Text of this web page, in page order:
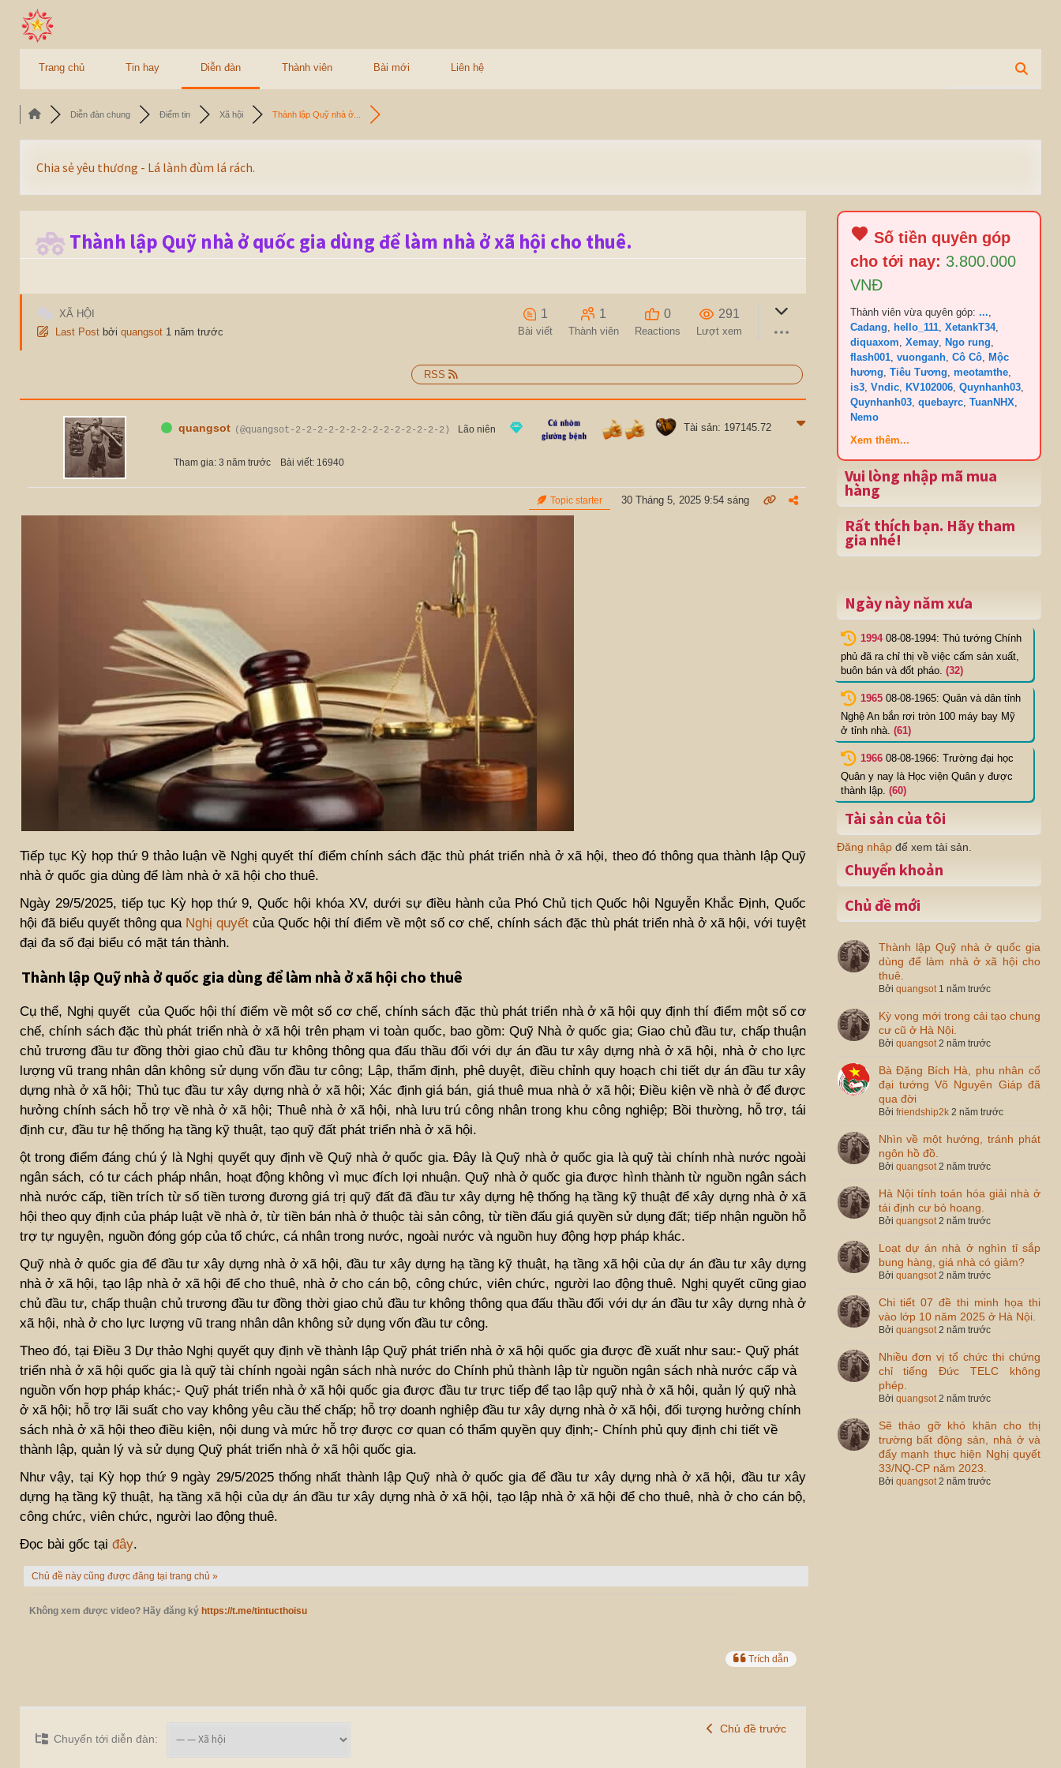
Trang chủ Tin hay Diễn đàn Thành viên Bài mới Liên hệ
Diễn đàn chung Điểm tin Xã hội Thành lập Quỹ nhà ở...
Chia sẻ yêu thương - Lá lành đùm lá rách.
Thành lập Quỹ nhà ở quốc gia dùng để làm nhà ở xã hội cho thuê.
XÃ HỘI
Last Post bởi quangsot 1 năm trước
1
Bài viết
1
Thành viên
0
Reactions
291
Lượt xem
RSS
quangsot (@quangsot-2-2-2-2-2-2-2-2-2-2-2-2-2-2) Lão niên Tài sản: 197145.72
Tham gia: 3 năm trước Bài viết: 16940
Topic starter 30 Tháng 5, 2025 9:54 sáng
Tiếp tục Kỳ họp thứ 9 thảo luận về Nghị quyết thí điểm chính sách đặc thù phát triển nhà ở xã hội, theo đó thông qua thành lập Quỹ
nhà ở quốc gia dùng để làm nhà ở xã hội cho thuê.
Ngày 29/5/2025, tiếp tục Kỳ họp thứ 9, Quốc hội khóa XV, dưới sự điều hành của Phó Chủ tịch Quốc hội Nguyễn Khắc Định, Quốc
hội đã biểu quyết thông qua Nghị quyết của Quốc hội thí điểm về một số cơ chế, chính sách đặc thù phát triển nhà ở xã hội, với tuyệt
đại đa số đại biểu có mặt tán thành.
Thành lập Quỹ nhà ở quốc gia dùng để làm nhà ở xã hội cho thuê
Cụ thể, Nghị quyết của Quốc hội thí điểm về một số cơ chế, chính sách đặc thù phát triển nhà ở xã hội quy định thí điểm một số cơ
chế, chính sách đặc thù phát triển nhà ở xã hội trên phạm vi toàn quốc, bao gồm: Quỹ Nhà ở quốc gia; Giao chủ đầu tư, chấp thuận
chủ trương đầu tư đồng thời giao chủ đầu tư không thông qua đấu thầu đối với dự án đầu tư xây dựng nhà ở xã hội, nhà ở cho lực
lượng vũ trang nhân dân không sử dụng vốn đầu tư công; Lập, thẩm định, phê duyệt, điều chỉnh quy hoạch chi tiết dự án đầu tư xây
dựng nhà ở xã hội; Thủ tục đầu tư xây dựng nhà ở xã hội; Xác định giá bán, giá thuê mua nhà ở xã hội; Điều kiện về nhà ở để được
hưởng chính sách hỗ trợ về nhà ở xã hội; Thuê nhà ở xã hội, nhà lưu trú công nhân trong khu công nghiệp; Bồi thường, hỗ trợ, tái
định cư, đầu tư hệ thống hạ tầng kỹ thuật, tạo quỹ đất phát triển nhà ở xã hội.
ột trong điểm đáng chú ý là Nghị quyết quy định về Quỹ nhà ở quốc gia. Đây là Quỹ nhà ở quốc gia là quỹ tài chính nhà nước ngoài
ngân sách, có tư cách pháp nhân, hoạt động không vì mục đích lợi nhuận. Quỹ nhà ở quốc gia được hình thành từ nguồn ngân sách
nhà nước cấp, tiền trích từ số tiền tương đương giá trị quỹ đất đã đầu tư xây dựng hệ thống hạ tầng kỹ thuật để xây dựng nhà ở xã
hội theo quy định của pháp luật về nhà ở, từ tiền bán nhà ở thuộc tài sản công, từ tiền đấu giá quyền sử dụng đất; tiếp nhận nguồn hỗ
trợ tự nguyện, nguồn đóng góp của tổ chức, cá nhân trong nước, ngoài nước và nguồn huy động hợp pháp khác.
Quỹ nhà ở quốc gia để đầu tư xây dựng nhà ở xã hội, đầu tư xây dựng hạ tầng kỹ thuật, hạ tầng xã hội của dự án đầu tư xây dựng
nhà ở xã hội, tạo lập nhà ở xã hội để cho thuê, nhà ở cho cán bộ, công chức, viên chức, người lao động thuê. Nghị quyết cũng giao
chủ đầu tư, chấp thuận chủ trương đầu tư đồng thời giao chủ đầu tư không thông qua đấu thầu đối với dự án đầu tư xây dựng nhà ở
xã hội, nhà ở cho lực lượng vũ trang nhân dân không sử dụng vốn đầu tư công.
Theo đó, tại Điều 3 Dự thảo Nghị quyết quy định về thành lập Quỹ phát triển nhà ở xã hội quốc gia được đề xuất như sau:- Quỹ phát
triển nhà ở xã hội quốc gia là quỹ tài chính ngoài ngân sách nhà nước do Chính phủ thành lập từ nguồn ngân sách nhà nước cấp và
nguồn vốn hợp pháp khác;- Quỹ phát triển nhà ở xã hội quốc gia được đầu tư trực tiếp để tạo lập quỹ nhà ở xã hội, quản lý quỹ nhà
ở xã hội; hỗ trợ lãi suất cho vay không yêu cầu thế chấp; hỗ trợ doanh nghiệp đầu tư xây dựng nhà ở xã hội, đối tượng hưởng chính
sách nhà ở xã hội theo điều kiện, nội dung và mức hỗ trợ được cơ quan có thẩm quyền quy định;- Chính phủ quy định chi tiết về
thành lập, quản lý và sử dụng Quỹ phát triển nhà ở xã hội quốc gia.
Như vậy, tại Kỳ họp thứ 9 ngày 29/5/2025 thống nhất thành lập Quỹ nhà ở quốc gia để đầu tư xây dựng nhà ở xã hội, đầu tư xây
dựng hạ tầng kỹ thuật, hạ tầng xã hội của dự án đầu tư xây dựng nhà ở xã hội, tạo lập nhà ở xã hội để cho thuê, nhà ở cho cán bộ,
công chức, viên chức, người lao động thuê.
Đọc bài gốc tại đây.
Chủ đề này cũng được đăng tại trang chủ »
Không xem được video? Hãy đăng ký https://t.me/tintucthoisu
Trích dẫn
Chuyển tới diễn đàn:
Chủ đề trước
Số tiền quyên góp
cho tới nay: 3.800.000
VNĐ
Thành viên vừa quyên góp:...,
Cadang, hello_111,XetankT34,
diquaxom,Xemay, Ngo rung,
flash001,vuonganh,Cô Cô, Mộc
hương,Tiêu Tương,meotamthe,
is3,Vndic, KV102006,Quynhanh03,
Quynhanh03,quebayrc,TuanNHX,
Nemo
Xem thêm...
Vui lòng nhập mã mua
hàng
Rất thích bạn. Hãy tham
gia nhé!
Ngày này năm xưa
1994 08-08-1994: Thủ tướng Chính
phủ đã ra chỉ thị về việc cấm sản xuất,
buôn bán và đốt pháo. (32)
1965 08-08-1965: Quân và dân tỉnh
Nghệ An bắn rơi tròn 100 máy bay Mỹ
ở tỉnh nhà. (61)
1966 08-08-1966: Trường đại học
Quân y nay là Học viện Quân y được
thành lập. (60)
Tài sản của tôi
Đăng nhập để xem tài sản.
Chuyển khoản
Chủ đề mới
Thành lập Quỹ nhà ở quốc gia
dùng để làm nhà ở xã hội cho
thuê.
Bởi quangsot 1 năm trước
Kỳ vọng mới trong cải tạo chung
cư cũ ở Hà Nội.
Bởi quangsot 2 năm trước
Bà Đặng Bích Hà, phu nhân cố
đại tướng Võ Nguyên Giáp đã
qua đời
Bởi friendship2k 2 năm trước
Nhìn về một hướng, tránh phát
ngôn hồ đồ.
Bởi quangsot 2 năm trước
Hà Nội tính toán hóa giải nhà ở
tái định cư bỏ hoang.
Bởi quangsot 2 năm trước
Loạt dự án nhà ở nghìn tỉ sắp
bung hàng, giá nhà có giảm?
Bởi quangsot 2 năm trước
Chi tiết 07 đề thi minh họa thi
vào lớp 10 năm 2025 ở Hà Nội.
Bởi quangsot 2 năm trước
Nhiều đơn vị tổ chức thi chứng
chỉ tiếng Đức TELC không
phép.
Bởi quangsot 2 năm trước
Sẽ tháo gỡ khó khăn cho thị
trường bất động sản, nhà ở và
đẩy mạnh thực hiện Nghị quyết
33/NQ-CP năm 2023.
Bởi quangsot 2 năm trước